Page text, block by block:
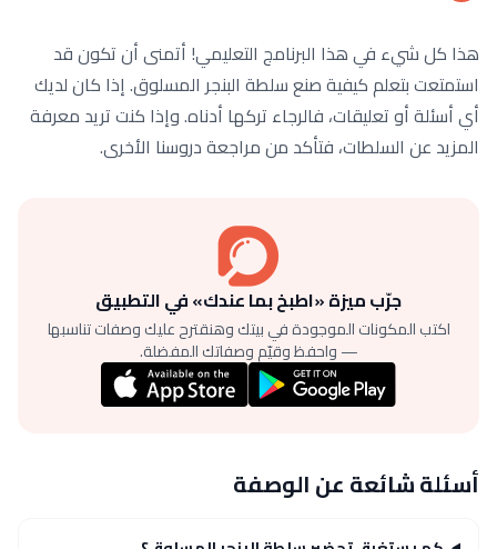
هذا كل شيء في هذا البرنامج التعليمي! أتمنى أن تكون قد
استمتعت بتعلم كيفية صنع سلطة البنجر المسلوق. إذا كان لديك
أي أسئلة أو تعليقات، فالرجاء تركها أدناه. وإذا كنت تريد معرفة
المزيد عن السلطات، فتأكد من مراجعة دروسنا الأخرى.
جرّب ميزة «اطبخ بما عندك» في التطبيق
اكتب المكونات الموجودة في بيتك وهنقترح عليك وصفات تناسبها
— واحفظ وقيّم وصفاتك المفضلة.
أسئلة شائعة عن الوصفة